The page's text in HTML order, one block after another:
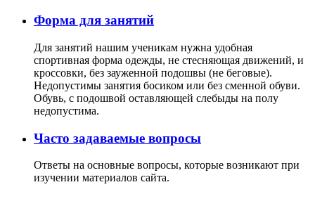
Форма для занятий
Для занятий нашим ученикам нужна удобная
спортивная форма одежды, не стесняющая движений, и
кроссовки, без зауженной подошвы (не беговые).
Недопустимы занятия босиком или без сменной обуви.
Обувь, с подошвой оставляющей слебыды на полу
недопустима.
Часто задаваемые вопросы
Ответы на основные вопросы, которые возникают при
изучении материалов сайта.